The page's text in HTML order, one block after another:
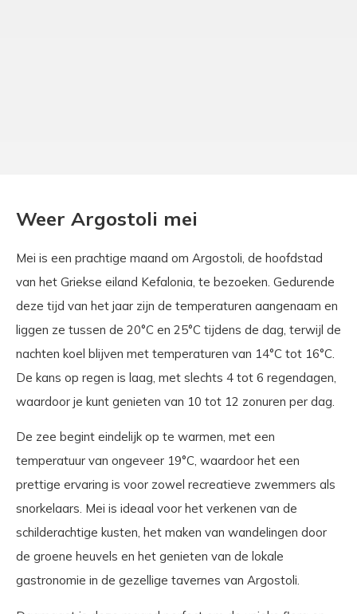
Weer Argostoli mei
Mei is een prachtige maand om Argostoli, de hoofdstad
van het Griekse eiland Kefalonia, te bezoeken. Gedurende
deze tijd van het jaar zijn de temperaturen aangenaam en
liggen ze tussen de 20°C en 25°C tijdens de dag, terwijl de
nachten koel blijven met temperaturen van 14°C tot 16°C.
De kans op regen is laag, met slechts 4 tot 6 regendagen,
waardoor je kunt genieten van 10 tot 12 zonuren per dag.
De zee begint eindelijk op te warmen, met een
temperatuur van ongeveer 19°C, waardoor het een
prettige ervaring is voor zowel recreatieve zwemmers als
snorkelaars. Mei is ideaal voor het verkenen van de
schilderachtige kusten, het maken van wandelingen door
de groene heuvels en het genieten van de lokale
gastronomie in de gezellige tavernes van Argostoli.